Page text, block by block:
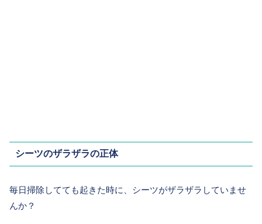
シーツのザラザラの正体
毎日掃除してても起きた時に、シーツがザラザラしていませ
んか？